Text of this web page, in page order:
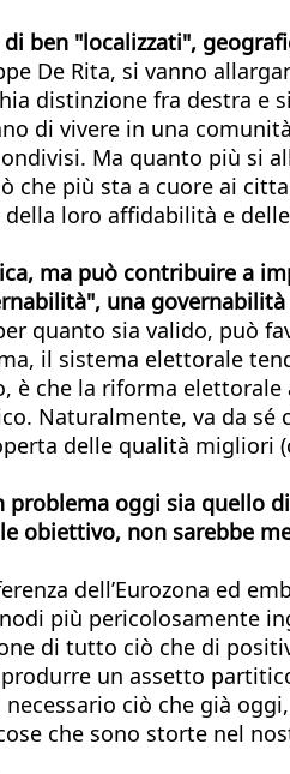
ben "localizzati",
De Rita, si vanno
distinzione fra destra e
di vivere in una
Ma quanto più si
che più sta a cuore ai
loro affidabilità e
ma può contribuire a
una
quanto sia valido, può
il sistema elettorale
è che la riforma
Naturalmente, va da sé
delle qualità migliori
problema oggi sia quello
obiettivo, non sarebbe
dell’Eurozona ed
più pericolosamente
di tutto ciò che di
un assetto
ciò che già
che sono storte nel